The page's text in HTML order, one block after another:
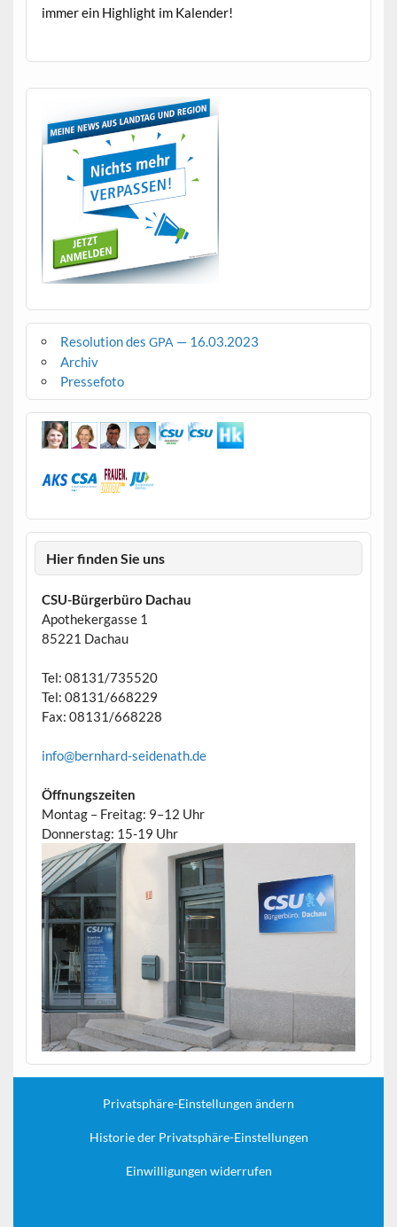
immer ein High­light im Kalender!
Resolution des GPA — 16.03.2023
Archiv
Pressefoto
Hier finden Sie uns
CSU-Bürgerbüro Dachau
Apothekergasse 1
85221 Dachau
Tel: 08131/735520
Tel: 08131/668229
Fax: 08131/668228
info@bernhard-seidenath.de
Öffnungszeiten
Montag – Freitag: 9–12 Uhr
Donnerstag: 15-19 Uhr
Privatsphäre-Einstellungen ändern
Historie der Privatsphäre-Einstellungen
Einwilligungen widerrufen